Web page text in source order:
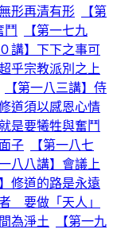
形再清有形
【第
【第一七九
講】下下之事可
乎宗教派別之上
【第一八三講】侍
道須以感恩心情
是要犧牲與奮鬥
子
【第一八七
一八八講】會議上
修道的路是永遠
要做「天人」
為淨土
【第一九